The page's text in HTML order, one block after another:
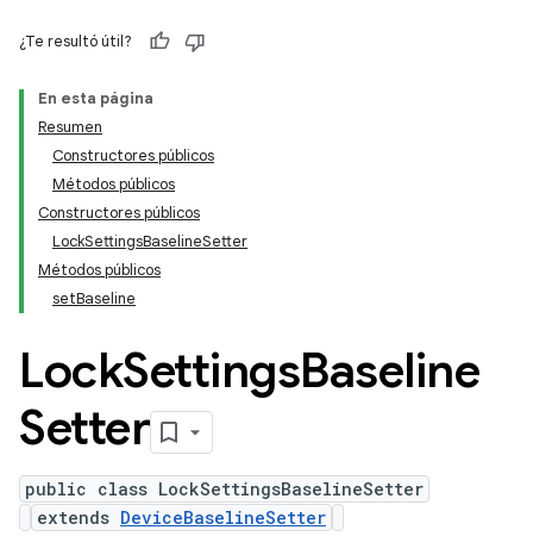
¿Te resultó útil?
En esta página
Resumen
Constructores públicos
Métodos públicos
Constructores públicos
LockSettingsBaselineSetter
Métodos públicos
setBaseline
LockSettingsBaseline
Setter
public class LockSettingsBaselineSetter
extends DeviceBaselineSetter